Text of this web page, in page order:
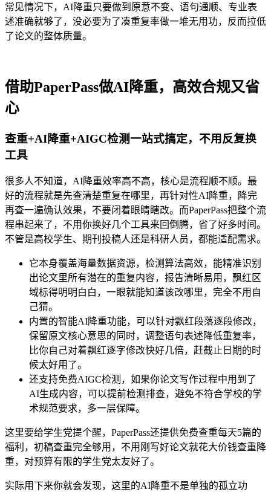
常见情况下，AI降重只要做到原意不变、语句通顺、专业表
述准确就够了，没必要为了凑重复率做一堆无用功，反而拉低
了论文的整体质量。
借助PaperPass做AI降重，高效合规又省
心
查重+AI降重+AIGC检测一站式搞定，不用反复换
工具
很多人不知道，AI降重效率高不高，核心是流程顺不顺。最
好的流程就是先查清楚重复在哪里，再针对性AI降重，降完
再查一遍确认效果，不要闭着眼睛瞎改。而PaperPass把整个流
程串起来了，不用你换好几个工具来回倒腾，省了好多时间。
不管是高校学生、期刊投稿人还是科研人员，都能适配需求。
它本身覆盖海量数据资源，检测算法高效，能精准识别
出论文里所有潜在的重复内容，报告清晰易用，飘红区
域标得明明白白，一眼就能知道该改哪里，完全不用自
己猜。
内置的智能AI降重功能，可以针对飘红段落逐段修改，
保留原文核心意思的同时，调整语句表述降低重复率，
比你自己对着飘红逐字修改快好几倍，赶截止日期的时
候太好用了。
还支持免费AIGC检测，如果你论文写作过程中用到了
AI生成内容，可以提前检测排查，避免不符合学校的学
术规范要求，多一层保障。
这里要给学生党提个醒，PaperPass还提供免费查重每天5篇的
福利，初稿查重完全够用，不用刚写好论文就花大价钱查重降
重，对预算有限的学生党太友好了。
实际用下来你就会发现，这里的AI降重不是单独的孤立功